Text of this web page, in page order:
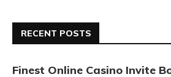
RECENT POSTS
Finest Online Casino Invite